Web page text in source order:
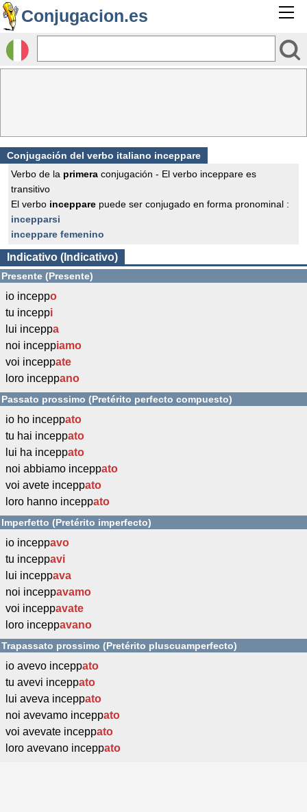
Conjugacion.es
Conjugación del verbo italiano inceppare
Verbo de la primera conjugación - El verbo inceppare es
transitivo
El verbo inceppare puede ser conjugado en forma pronominal :
incepparsi
inceppare femenino
Indicativo (Indicativo)
Presente (Presente)
io inceppo
tu inceppi
lui inceppa
noi inceppiamo
voi inceppate
loro inceppano
Passato prossimo (Pretérito perfecto compuesto)
io ho inceppato
tu hai inceppato
lui ha inceppato
noi abbiamo inceppato
voi avete inceppato
loro hanno inceppato
Imperfetto (Pretérito imperfecto)
io inceppavo
tu inceppavi
lui inceppava
noi inceppavamo
voi inceppavate
loro inceppavano
Trapassato prossimo (Pretérito pluscuamperfecto)
io avevo inceppato
tu avevi inceppato
lui aveva inceppato
noi avevamo inceppato
voi avevate inceppato
loro avevano inceppato